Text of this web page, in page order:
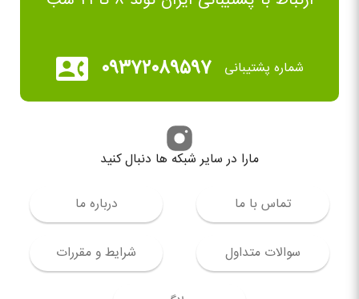
شماره پشتیبانی ۰۹۳۷۲۰۸۹۵۹۷
تماس با ما درباره ما
سوالات متداول شرایط و مقررات
مارا در سایر شبکه ها دنبال کنید